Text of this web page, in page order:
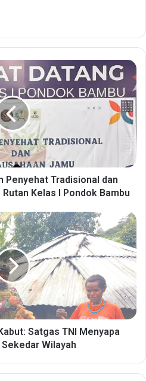
Penyehat Tradisional dan
Kelas I Pondok Bambu
Satgas TNI Menyapa
Wilayah